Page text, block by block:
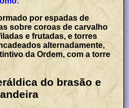
por espadas de
sobre coroas de carvalho
e frutadas, e torres
alternadamente,
da Ordem, com a torre
do brasão e